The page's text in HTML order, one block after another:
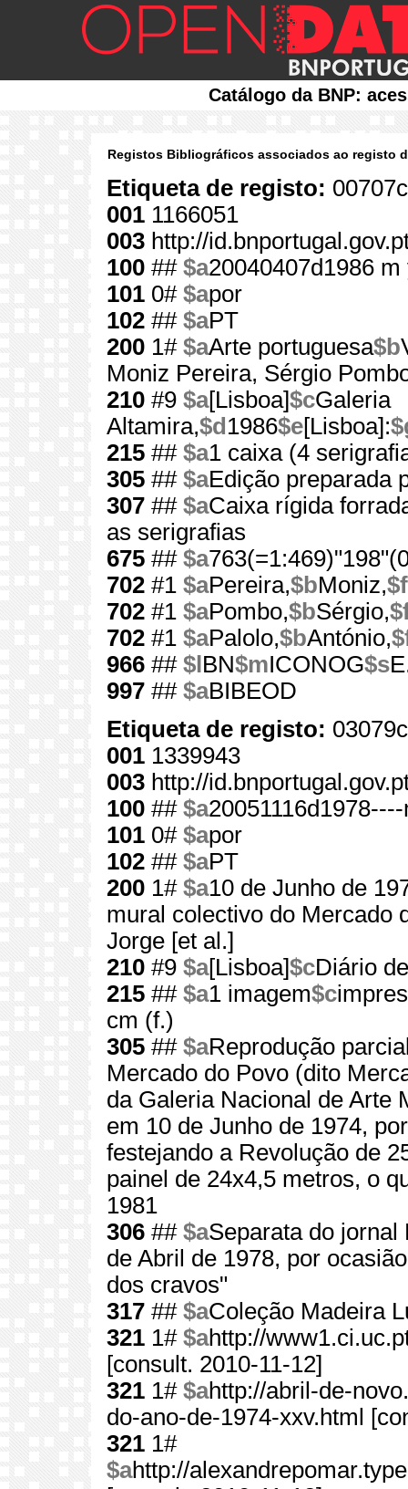
Catálogo da BNP:
Registos Bibliográficos associados ao registo
Etiqueta de registo:
001 1166051
003 http://
100 ## $a20040407d1986
101 0# $apor
102 ## $aPT
200 1# $aArte portuguesa$b
Moniz Pereira, Sérgio
210 #9 $a[Lisboa]$cGaleria
Altamira,$d 1986$e[Lisboa]:
215 ## $a1 caixa (4
305 ## $aEdição preparada
307 ## $aCaixa rígida
as serigrafias
675 ## $a
702 #1 $aPereira,$bMoniz,$f
702 #1 $aPombo,$bSérgio,
702 #1 $aPalolo,$bAntónio,
966 ## $l BN$mICONOG$s
997 ## $aBIBEOD
Etiqueta de registo:
001 1339943
003 http://
100 ## $a
101 0# $apor
102 ## $aPT
200 1# $a10 de Junho de
mural colectivo do Mercado
Jorge [et al.]
210 #9 $a[Lisboa]$cDiário
215 ## $a1 imagem$c
cm (f.)
305 ## $aReprodução
Mercado do Povo (dito
da Galeria Nacional de Arte
em 10 de Junho de 1974,
festejando a Revolução de
painel de 24x4,5 metros, o
1981
306 ## $aSeparata do jornal
de Abril de 1978, por
dos cravos"
317 ## $aColeção Madeira
321 1# $ahttp://
[consult. 2010-11-12]
321 1# $ahttp://abril-de-
do-ano-de-1974-xxv.html
321 1#
$ahttp://